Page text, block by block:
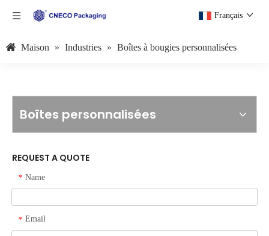
Français
Maison » Industries » Boîtes à bougies personnalisées
Boîtes personnalisées
REQUEST A QUOTE
* Name
* Email